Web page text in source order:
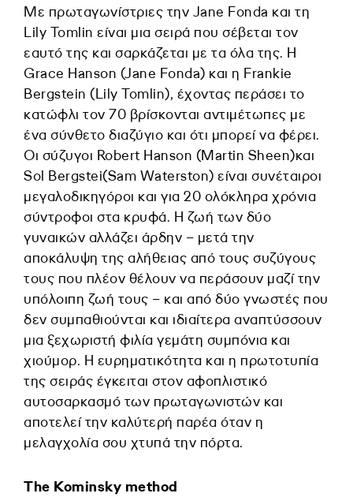
Με πρωταγωνίστριες την Jane Fonda και τη
Lily Tomlin είναι μια σειρά που σέβεται τον
εαυτό της και σαρκάζεται με τα όλα της. Η
Grace Hanson (Jane Fonda) και η Frankie
Bergstein (Lily Tomlin), έχοντας περάσει το
κατώφλι τον 70 βρίσκονται αντιμέτωπες με
ένα σύνθετο διαζύγιο και ότι μπορεί να φέρει.
Οι σύζυγοι Robert Hanson (Martin Sheen)και
Sol Bergstei(Sam Waterston) είναι συνέταιροι
μεγαλοδικηγόροι και για 20 ολόκληρα χρόνια
σύντροφοι στα κρυφά. Η ζωή των δύο
γυναικών αλλάζει άρδην – μετά την
αποκάλυψη της αλήθειας από τους συζύγους
τους που πλέον θέλουν να περάσουν μαζί την
υπόλοιπη ζωή τους – και από δύο γνωστές που
δεν συμπαθιούνται και ιδιαίτερα αναπτύσσουν
μια ξεχωριστή φιλία γεμάτη συμπόνια και
χιούμορ. Η ευρηματικότητα και η πρωτοτυπία
της σειράς έγκειται στον αφοπλιστικό
αυτοσαρκασμό των πρωταγωνιστών και
αποτελεί την καλύτερή παρέα όταν η
μελαγχολία σου χτυπά την πόρτα.
The Kominsky method